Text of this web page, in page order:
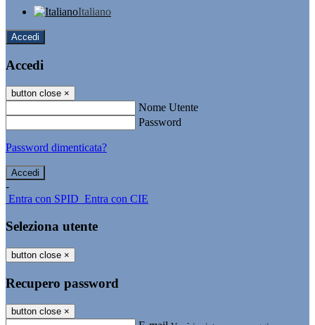
Italiano
Accedi
Accedi
button close ×
Nome Utente
Password
Password dimenticata?
-
Entra con SPID Entra con CIE
Seleziona utente
button close ×
Recupero password
button close ×